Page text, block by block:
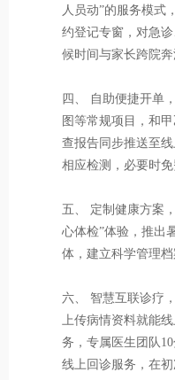
人员动”的服务模式
约登记专窗，对急
候时间与家长跨院奔
四、 自助便捷开单
图等常规项目，和
查报告同步推送至
相应检测，必要时免
五、 定制健康方案
心体检”体验，推出
体，建立科学管理
六、 智慧互联诊疗
上传病情资料就能
务，专属医生团队
线上回诊服务，在